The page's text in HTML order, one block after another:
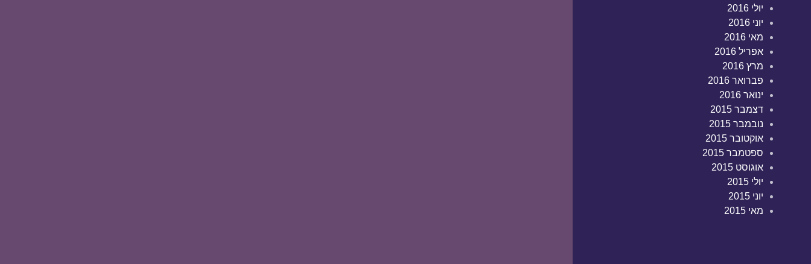
יולי 2016
יוני 2016
מאי 2016
אפריל 2016
מרץ 2016
פברואר 2016
ינואר 2016
דצמבר 2015
נובמבר 2015
אוקטובר 2015
ספטמבר 2015
אוגוסט 2015
יולי 2015
יוני 2015
מאי 2015